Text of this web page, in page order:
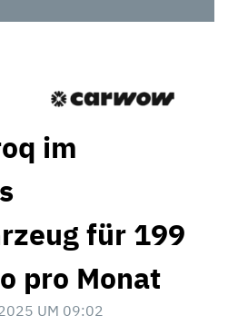
im
für 199
pro Monat
UM 09:02